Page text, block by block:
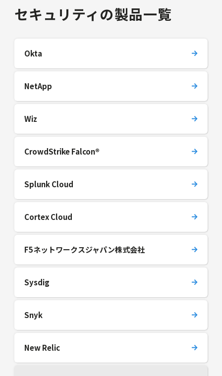
セキュリティの製品一覧
Okta
NetApp
Wiz
CrowdStrike Falcon®
Splunk Cloud
Cortex Cloud
F5ネットワークスジャパン株式会社
Sysdig
Snyk
New Relic